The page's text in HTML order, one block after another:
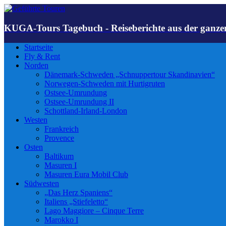
KUGA-Tours Tagebuch - Reiseberichte aus der
Startseite
Fly & Rent
Norden
Dänemark-Schweden „Schnuppertour Skandinavien“
Norwegen-Schweden mit Hurtigruten
Ostsee-Umrundung
Ostsee-Umrundung II
Schottland-Irland-London
Westen
Frankreich
Provence
Osten
Baltikum
Masuren I
Masuren Eura Mobil Club
Südwesten
„Das Herz Spaniens“
Italiens „Stiefeletto“
Lago Maggiore – Cinque Terre
Marokko I